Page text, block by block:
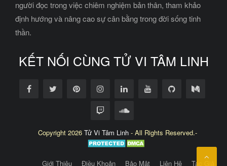
người đọc trong việc chiêm nghiệm bản thân, tham khảo
định hướng và nâng cao sự cân bằng trong đời sống tinh
thần.
KẾT NỐI CÙNG TỬ VI TÂM LINH
Copyright 2026 Tử Vi Tâm Linh- All Rights Reserved.-
Giới Thiệu Điều Khoản Bảo Mật Liên Hệ Tác Giả